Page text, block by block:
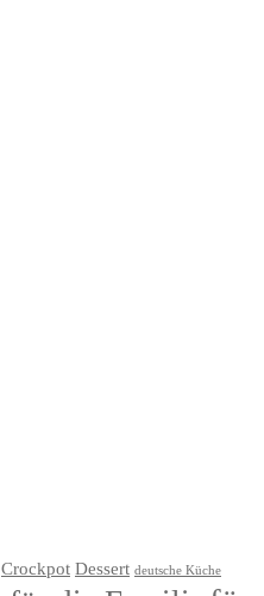
Crockpot Dessert deutsche Küche